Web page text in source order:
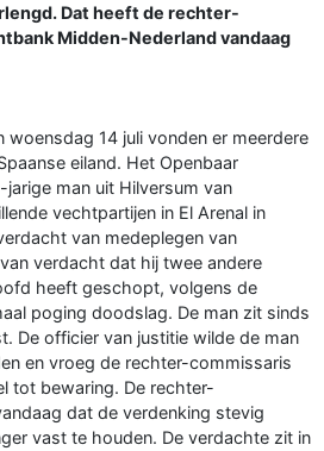
Dat heeft de rechter-
Midden-Nederland vandaag
woensdag 14 juli vonden er meerdere
eiland. Het Openbaar
man uit Hilversum van
vechtpartijen in El Arenal in
van medeplegen van
verdacht dat hij twee andere
heeft geschopt, volgens de
poging doodslag. De man zit sinds
De officier van justitie wilde de man
en vroeg de rechter-commissaris
tot bewaring. De rechter-
dat de verdenking stevig
vast te houden. De verdachte zit in